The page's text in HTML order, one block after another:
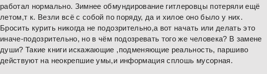
работал нормально. Зимнее обмундирование гитлеровцы потеряли ещё
летом,т к. Везли всё с собой по поряду, да и хилое оно было у них.
Бросить курить никогда не подозрительно,а вот начать или делать это
иначе-подозрительно, но в чём подозревать того же человека? В замене
души? Такие книги искажающие ,подменяющие реальность, паршиво
действуют на неокрепшие умы,и информация сплошь мусорная.